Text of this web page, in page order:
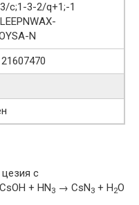
c;1-3-2/q+1;-1
N
с
+ HN3 → CsN3 + H2O